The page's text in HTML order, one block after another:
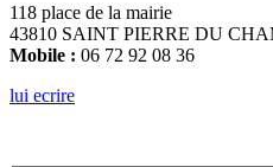
118 place de la mairie
43810 SAINT PIERRE DU
Mobile : 06 72 92 08 36
lui ecrire